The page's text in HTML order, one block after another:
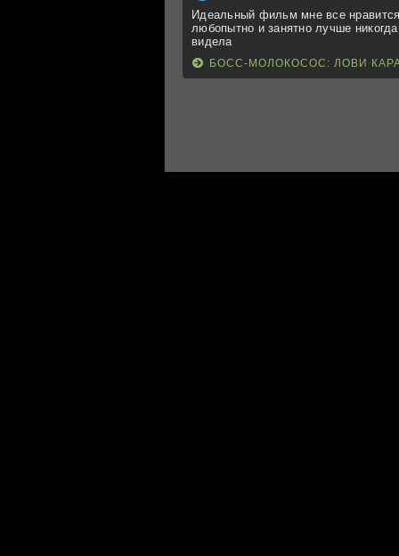
Идеальный фильм мне все
любопытно и занятно лучше
видела
БОСС-МОЛОКОСОС: ЛОВИ